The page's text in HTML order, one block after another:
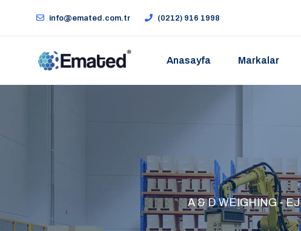
info@emated.com.tr (0212) 916 1998
Anasayfa Markalar
A & D WEIGHING -